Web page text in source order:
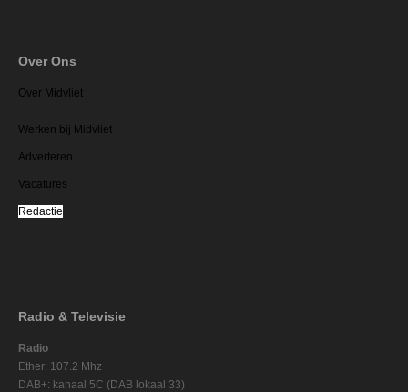
Over Ons
Over Midvliet
Werken bij Midvliet
Adverteren
Vacatures
Redactie
Radio & Televisie
Radio
Ether: 107.2 Mhz
DAB+: kanaal 5C (DAB lokaal 33)